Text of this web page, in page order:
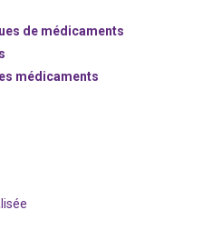
de médicaments
médicaments